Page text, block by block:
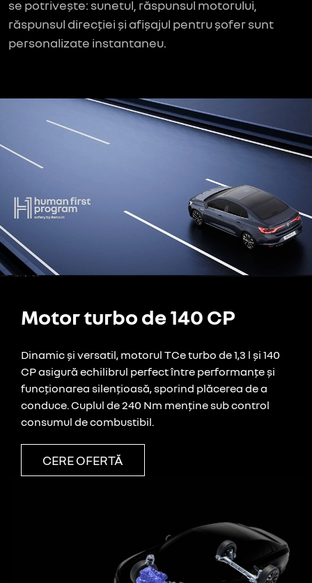
se potrivește: sunetul, răspunsul motorului,
răspunsul direcției și afișajul pentru șofer sunt
personalizate instantaneu.
Motor turbo de 140 CP
Dinamic și versatil, motorul TCe turbo de 1,3 l și 140
CP asigură echilibrul perfect între performanțe și
funcționarea silențioasă, sporind plăcerea de a
conduce. Cuplul de 240 Nm menține sub control
consumul de combustibil.
CERE OFERTĂ